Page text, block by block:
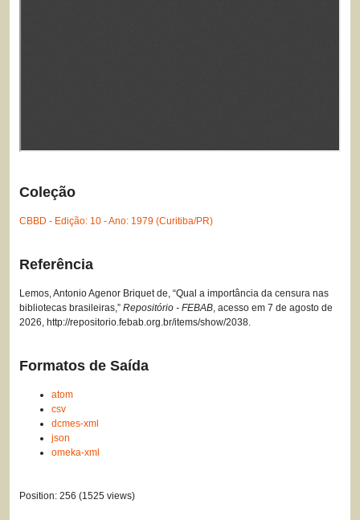
Coleção
CBBD - Edição: 10 - Ano: 1979 (Curitiba/PR)
Referência
Lemos, Antonio Agenor Briquet de, “Qual a importância da censura nas
bibliotecas brasileiras,” Repositório - FEBAB, acesso em 7 de agosto de
2026, http://repositorio.febab.org.br/items/show/2038.
Formatos de Saída
atom
csv
dcmes-xml
json
omeka-xml
Position: 256 (1525 views)